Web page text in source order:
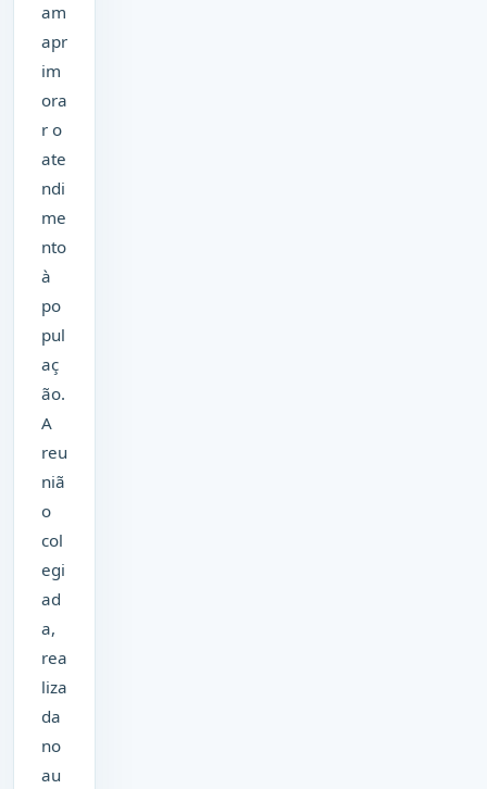
am
apr
im
ora
r o
ate
ndi
me
nto
à
po
pul
aç
ão.
A
reu
niã
o
col
egi
ad
a,
rea
liza
da
no
au